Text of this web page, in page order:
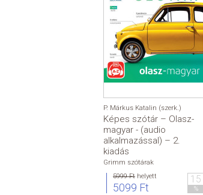
P. Márkus Katalin (szerk.)
Képes szótár – Olasz-
magyar - (audio
alkalmazással) – 2.
kiadás
Grimm szótárak
5999 Ft helyett
5099 Ft
15
%